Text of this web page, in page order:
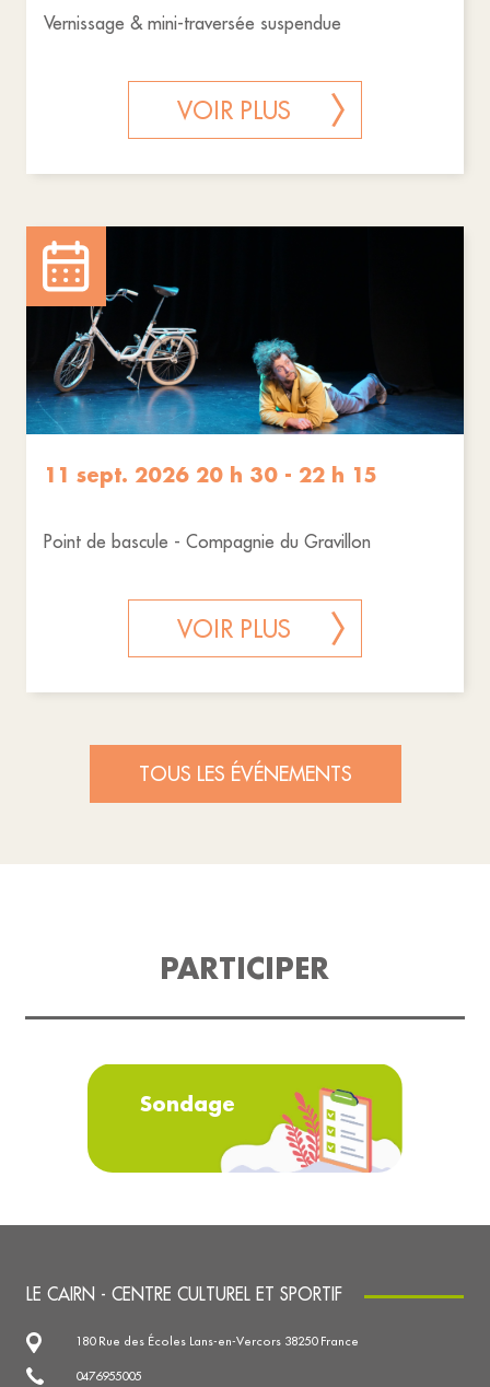
Vernissage & mini-traversée suspendue
VOIR PLUS
11 sept. 2026 20 h 30 - 22 h 15
Point de bascule - Compagnie du Gravillon
VOIR PLUS
TOUS LES ÉVÉNEMENTS
PARTICIPER
Sondage
LE CAIRN - CENTRE CULTUREL ET SPORTIF
180 Rue des Écoles Lans-en-Vercors 38250 France
0476955005